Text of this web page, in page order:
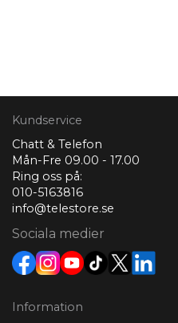
Kundservice
Chatt & Telefon
Mån-Fre 09.00 - 17.00
Ring oss på:
010-5163816
info@telestore.se
Sociala medier
Information